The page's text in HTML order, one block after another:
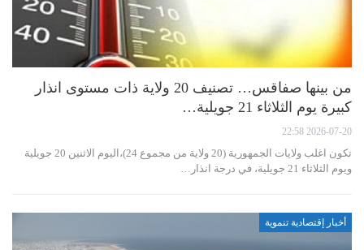
من بينها صفاقس… تصنيف 20 ولاية ذات مستوى انذار
كبيرة يوم الثلاثاء 21 جويلية…
2026-07-20 22:58
تكون اغلب ولايات الجمهورية (20 ولاية من مجموع 24)،اليوم الاثنين 20 جويلية
ويوم الثلاثاء 21 جويلية، في درجة انذار…
أخبار إقتصادية تنموية